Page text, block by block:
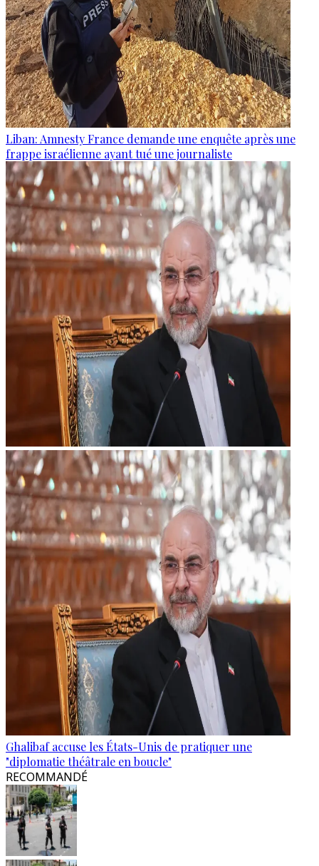
Liban: Amnesty France demande une enquête après une
frappe israélienne ayant tué une journaliste
Ghalibaf accuse les États-Unis de pratiquer une
"diplomatie théâtrale en boucle"
RECOMMANDÉ